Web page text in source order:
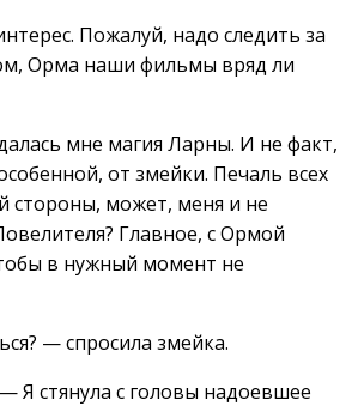
Пожалуй, надо следить за
Орма наши фильмы вряд ли
мне магия Ларны. И не факт,
от змейки. Печаль всех
стороны, может, меня и не
Главное, с Ормой
в нужный момент не
— спросила змейка.
Я стянула с головы надоевшее